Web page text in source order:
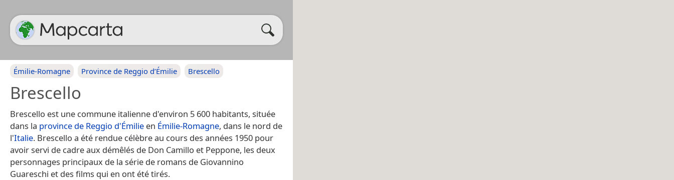
Émilie-Romagne Province de Reggio d’Émilie Brescello
Brescello
Brescello est une commune italienne d'environ 5 600 habitants, située
dans la province de Reggio d'Émilie en Émilie-Romagne, dans le nord de
l'Italie. Brescello a été rendue célèbre au cours des années 1950 pour
avoir servi de cadre aux démêlés de Don Camillo et Peppone, les deux
personnages principaux de la série de romans de Giovannino
Guareschi et des films qui en ont été tirés.